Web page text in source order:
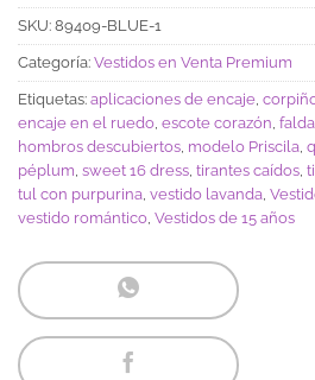
SKU: 89409-BLUE-1
Categoría: Vestidos en Venta Premium
Etiquetas: aplicaciones de encaje,
encaje en el ruedo, escote corazón,
hombros descubiertos, modelo Priscila,
péplum, sweet 16 dress, tirantes caídos,
tul con purpurina, vestido lavanda,
vestido romántico, Vestidos de 15 años